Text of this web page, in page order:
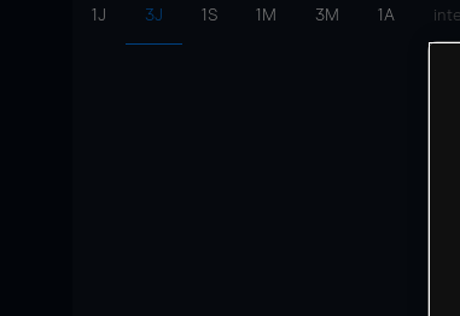
1J 3J 1S 1M 3M 1A